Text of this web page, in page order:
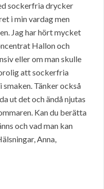
sockerfria drycker
i min vardag men
Jag har hört mycket
Hallon och
eller om man skulle
att sockerfria
Tänker också
ut det och ändå njutas
Kan du berätta
och vad man kan
Anna,